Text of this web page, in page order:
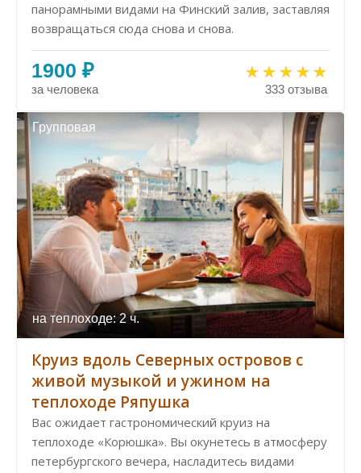
панорамными видами на Финский залив, заставляя
возвращаться сюда снова и снова.
1900 ₽
за человека 333 отзыва
Групповая
на теплоходе: 2 ч.
Круиз вдоль Северных островов с
живой музыкой и ужином на
теплоходе Ряпушка
Вас ожидает гастрономический круиз на
теплоходе «Корюшка». Вы окунетесь в атмосферу
петербургского вечера, насладитесь видами